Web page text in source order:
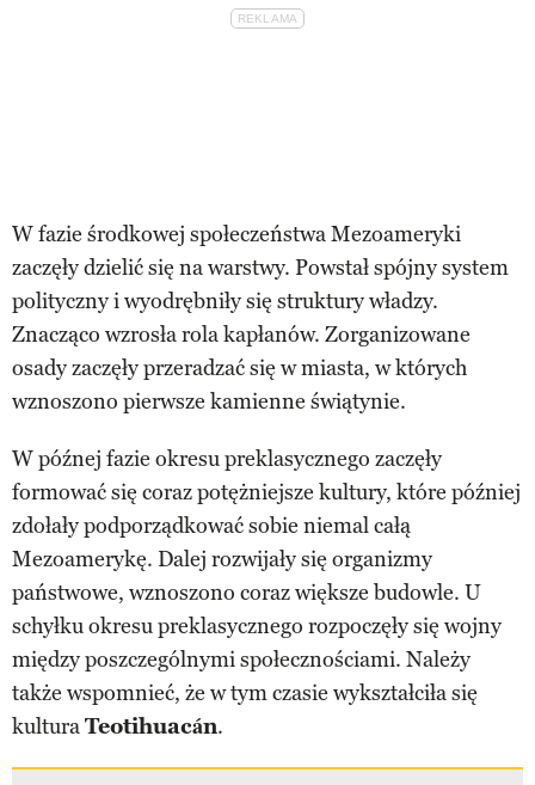
W fazie środkowej społeczeństwa Mezoameryki
zaczęły dzielić się na warstwy. Powstał spójny system
polityczny i wyodrębniły się struktury władzy.
Znacząco wzrosła rola kapłanów. Zorganizowane
osady zaczęły przeradzać się w miasta, w których
wznoszono pierwsze kamienne świątynie.
W późnej fazie okresu preklasycznego zaczęły
formować się coraz potężniejsze kultury, które później
zdołały podporządkować sobie niemal całą
Mezoamerykę. Dalej rozwijały się organizmy
państwowe, wznoszono coraz większe budowle. U
schyłku okresu preklasycznego rozpoczęły się wojny
między poszczególnymi społecznościami. Należy
także wspomnieć, że w tym czasie wykształciła się
kulturaTeotihuacán.